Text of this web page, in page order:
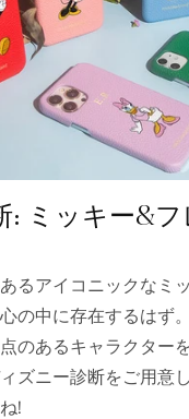
: ミッキー&
るアイコニックなミ
の中に存在するはず
のあるキャラクタ
ズニー診断をご用意
!